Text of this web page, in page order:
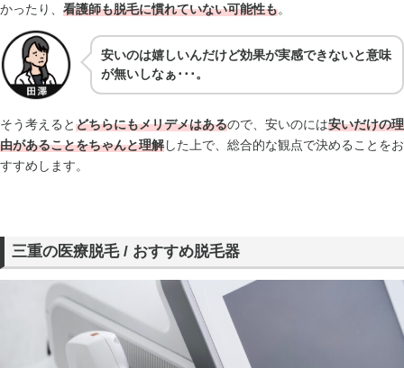
かったり、 看護師も脱毛に慣れていない可能性も。
安いのは嬉しいんだけど効果が実感できないと意味
が無いしなぁ･･･。
そう考えるとどちらにもメリデメはあるので、安いのには安いだけの理
由があることをちゃんと理解した上で、総合的な観点で決めることをお
すすめします。
三重の医療脱毛 / おすすめ脱毛器